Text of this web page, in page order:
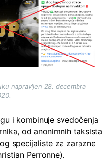
napravljen 28. decembra
i kombinuje svedočenja
od anonimnih taksista
specijaliste za zarazne
Perronne).